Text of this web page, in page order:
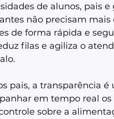
de alunos, pais
não precisam
de forma rápida e
filas e agiliza o
pais, a transparência
em tempo real
sobre a